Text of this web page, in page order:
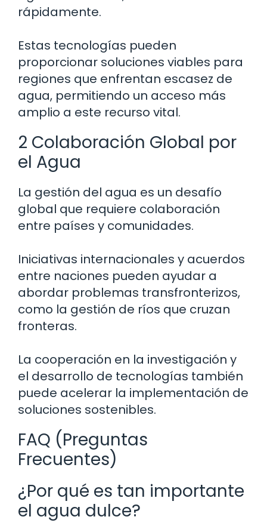
rápidamente.
Estas tecnologías pueden
proporcionar soluciones viables para
regiones que enfrentan escasez de
agua, permitiendo un acceso más
amplio a este recurso vital.
2 Colaboración Global por
el Agua
La gestión del agua es un desafío
global que requiere colaboración
entre países y comunidades.
Iniciativas internacionales y acuerdos
entre naciones pueden ayudar a
abordar problemas transfronterizos,
como la gestión de ríos que cruzan
fronteras.
La cooperación en la investigación y
el desarrollo de tecnologías también
puede acelerar la implementación de
soluciones sostenibles.
FAQ (Preguntas
Frecuentes)
¿Por qué es tan importante
el agua dulce?